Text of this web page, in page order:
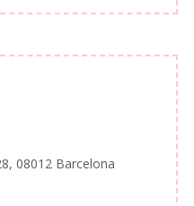
08012 Barcelona